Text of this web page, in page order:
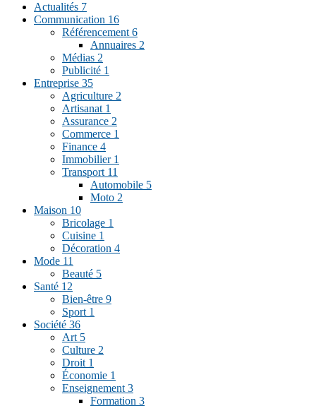
Actualités 7
Communication 16
Référencement6
Annuaires 2
Médias 2
Publicité 1
Entreprise 35
Agriculture 2
Artisanat 1
Assurance 2
Commerce 1
Finance 4
Immobilier 1
Transport 11
Automobile 5
Moto 2
Maison 10
Bricolage 1
Cuisine 1
Décoration 4
Mode 11
Beauté 5
Santé 12
Bien-être 9
Sport 1
Société 36
Art 5
Culture 2
Droit 1
Économie 1
Enseignement3
Formation 3